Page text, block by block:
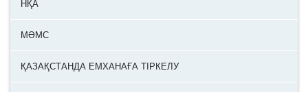
НҚА
МӘМС
ҚАЗАҚСТАНДА ЕМХАНАҒА ТІРКЕЛУ